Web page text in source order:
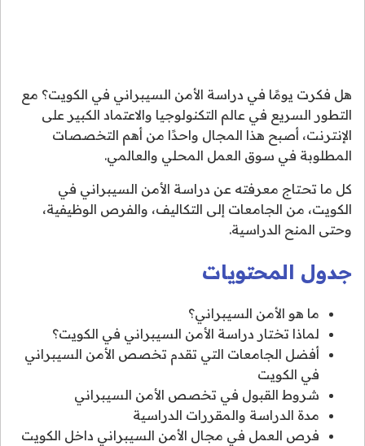
هل فكرت يومًا في دراسة الأمن السيبراني في الكويت؟ مع
التطور السريع في عالم التكنولوجيا والاعتماد الكبير على
الإنترنت، أصبح هذا المجال واحدًا من أهم التخصصات
المطلوبة في سوق العمل المحلي والعالمي.
كل ما تحتاج معرفته عن دراسة الأمن السيبراني في
الكويت، من الجامعات إلى التكاليف، والفرص الوظيفية،
وحتى المنح الدراسية.
جدول المحتويات
ما هو الأمن السيبراني؟
لماذا تختار دراسة الأمن السيبراني في الكويت؟
أفضل الجامعات التي تقدم تخصص الأمن السيبراني
في الكويت
شروط القبول في تخصص الأمن السيبراني
مدة الدراسة والمقررات الدراسية
فرص العمل في مجال الأمن السيبراني داخل الكويت